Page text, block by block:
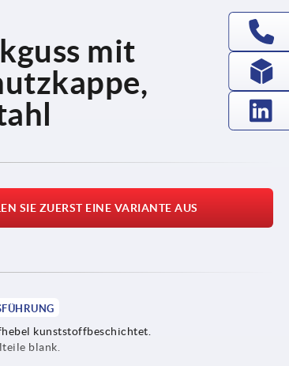
mit
SIE ZUERST EINE VARIANTE AUS
kunststoffbeschichtet.
blank.